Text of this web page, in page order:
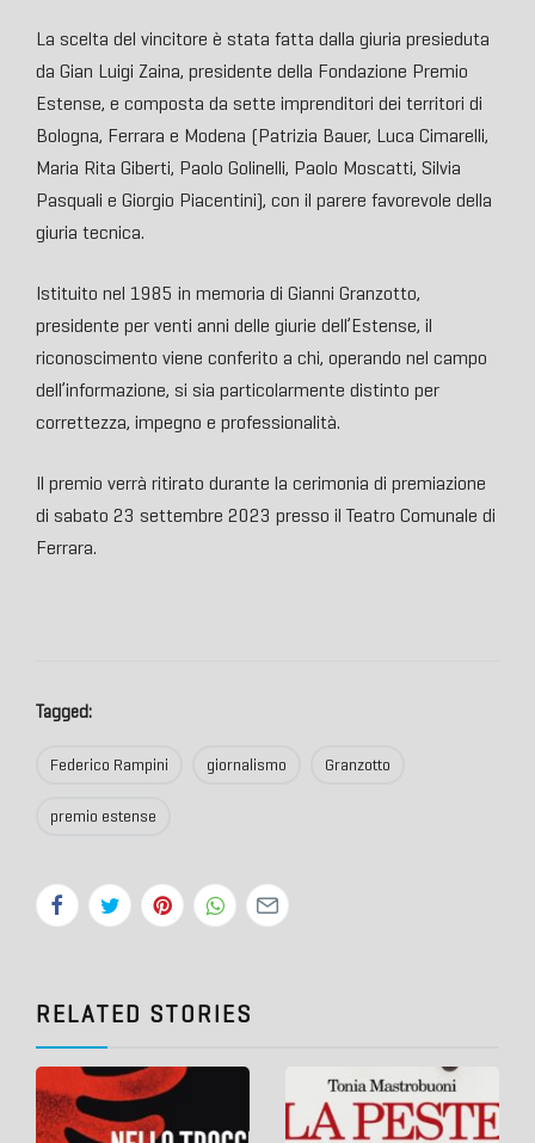
La scelta del vincitore è stata fatta dalla giuria presieduta
da Gian Luigi Zaina, presidente della Fondazione Premio
Estense, e composta da sette imprenditori dei territori di
Bologna, Ferrara e Modena (Patrizia Bauer, Luca Cimarelli,
Maria Rita Giberti, Paolo Golinelli, Paolo Moscatti, Silvia
Pasquali e Giorgio Piacentini), con il parere favorevole della
giuria tecnica.
Istituito nel 1985 in memoria di Gianni Granzotto,
presidente per venti anni delle giurie dell’Estense, il
riconoscimento viene conferito a chi, operando nel campo
dell’informazione, si sia particolarmente distinto per
correttezza, impegno e professionalità.
Il premio verrà ritirato durante la cerimonia di premiazione
di sabato 23 settembre 2023 presso il Teatro Comunale di
Ferrara.
Tagged:
Federico Rampini giornalismo Granzotto
premio estense
RELATED STORIES